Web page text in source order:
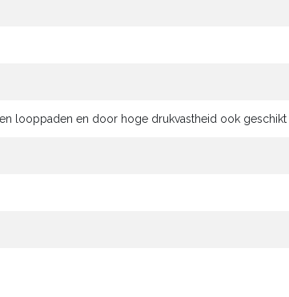
looppaden en door hoge drukvastheid ook